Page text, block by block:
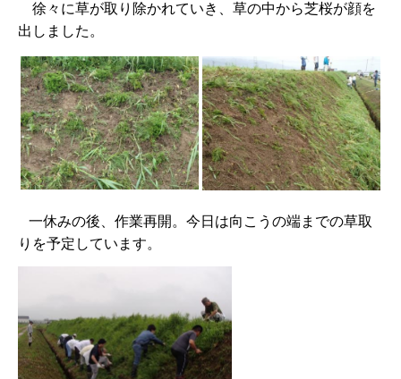
徐々に草が取り除かれていき、草の中から芝桜が顔を
出しました。
一休みの後、作業再開。今日は向こうの端までの草取
りを予定しています。